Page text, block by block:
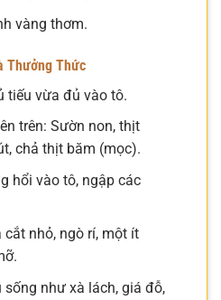
vàng thơm.
Thưởng Thức
tiếu vừa đủ vào tô.
trên: Sườn non, thịt
chả thịt băm (mọc).
hổi vào tô, ngập các
cắt nhỏ, ngò rí, một ít
sống như xà lách, giá đỗ,